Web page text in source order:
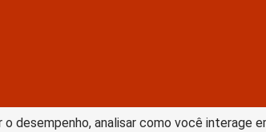
desempenho, analisar como você interage
–